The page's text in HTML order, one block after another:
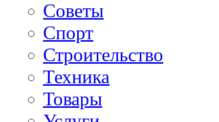
Советы
Спорт
Строительство
Техника
Товары